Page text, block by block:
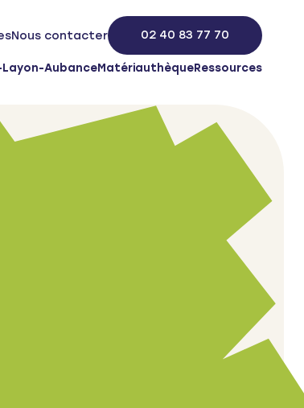
AubanceMatériauthèqueRessources
Nous contacter 02 40 83 77 70